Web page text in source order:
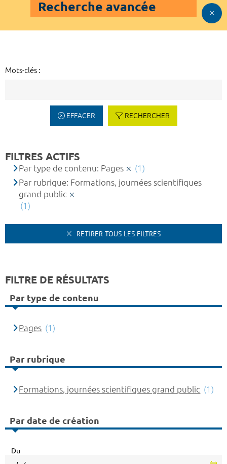
Recherche avancée
Mots-clés :
EFFACER RECHERCHER
FILTRES ACTIFS
Par type de contenu: Pages
(1)
Par rubrique: Formations, journées scientifiques
grand public
(1)
RETIRER TOUS LES FILTRES
FILTRE DE RÉSULTATS
Par type de contenu
Pages (1)
Par rubrique
Formations, journées scientifiques grand public (1)
Par date de création
Du